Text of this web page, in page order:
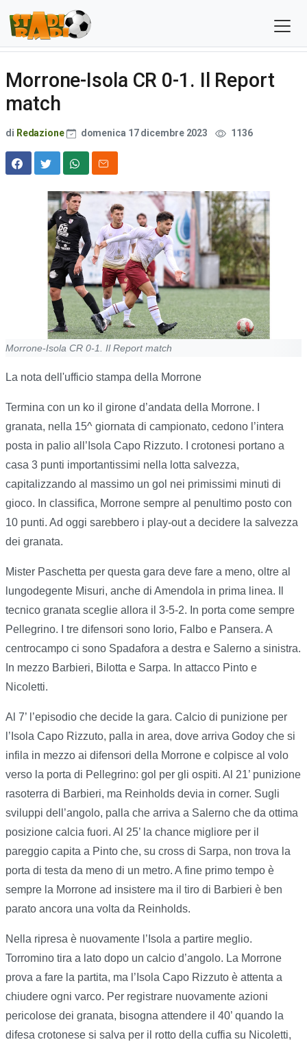
Morrone-Isola CR 0-1. Il Report
match
di Redazione domenica 17 dicembre 2023 1136
Morrone-Isola CR 0-1. Il Report match
La nota dell'ufficio stampa della Morrone
Termina con un ko il girone d’andata della Morrone. I
granata, nella 15^ giornata di campionato, cedono l’intera
posta in palio all’Isola Capo Rizzuto. I crotonesi portano a
casa 3 punti importantissimi nella lotta salvezza,
capitalizzando al massimo un gol nei primissimi minuti di
gioco. In classifica, Morrone sempre al penultimo posto con
10 punti. Ad oggi sarebbero i play-out a decidere la salvezza
dei granata.
Mister Paschetta per questa gara deve fare a meno, oltre al
lungodegente Misuri, anche di Amendola in prima linea. Il
tecnico granata sceglie allora il 3-5-2. In porta come sempre
Pellegrino. I tre difensori sono Iorio, Falbo e Pansera. A
centrocampo ci sono Spadafora a destra e Salerno a sinistra.
In mezzo Barbieri, Bilotta e Sarpa. In attacco Pinto e
Nicoletti.
Al 7’ l’episodio che decide la gara. Calcio di punizione per
l’Isola Capo Rizzuto, palla in area, dove arriva Godoy che si
infila in mezzo ai difensori della Morrone e colpisce al volo
verso la porta di Pellegrino: gol per gli ospiti. Al 21’ punizione
rasoterra di Barbieri, ma Reinholds devia in corner. Sugli
sviluppi dell’angolo, palla che arriva a Salerno che da ottima
posizione calcia fuori. Al 25’ la chance migliore per il
pareggio capita a Pinto che, su cross di Sarpa, non trova la
porta di testa da meno di un metro. A fine primo tempo è
sempre la Morrone ad insistere ma il tiro di Barbieri è ben
parato ancora una volta da Reinholds.
Nella ripresa è nuovamente l’Isola a partire meglio.
Torromino tira a lato dopo un calcio d’angolo. La Morrone
prova a fare la partita, ma l’Isola Capo Rizzuto è attenta a
chiudere ogni varco. Per registrare nuovamente azioni
pericolose dei granata, bisogna attendere il 40’ quando la
difesa crotonese si salva per il rotto della cuffia su Nicoletti,